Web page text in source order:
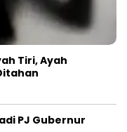
Tiri, Ayah
PJ Gubernur